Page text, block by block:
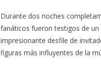
Durante dos noches
fanáticos fueron testigos de
impresionante desfile de
figuras más influyentes de la